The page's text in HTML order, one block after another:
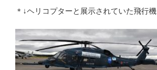
＊↓ヘリコプターと展示されていた飛行機